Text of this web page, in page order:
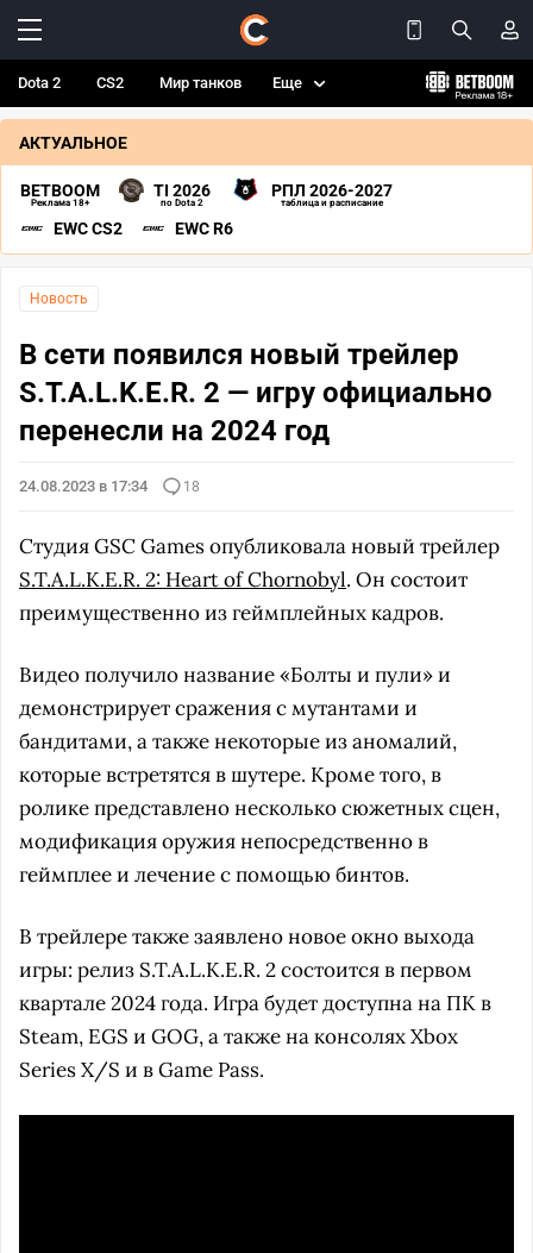
Dota 2 CS2 Мир танков Еще
АКТУАЛЬНОЕ
BETBOOM
Реклама 18+
TI 2026
по Dota 2
РПЛ 2026-2027
таблица и расписание
EWC CS2 EWC R6
Новость
В сети появился новый трейлер
S.T.A.L.K.E.R. 2 — игру официально
перенесли на 2024 год
24.08.2023 в 17:34 18
Студия GSC Games опубликовала новый трейлер
S.T.A.L.K.E.R. 2: Heart of Chornobyl. Он состоит
преимущественно из геймплейных кадров.
Видео получило название «Болты и пули» и
демонстрирует сражения с мутантами и
бандитами, а также некоторые из аномалий,
которые встретятся в шутере. Кроме того, в
ролике представлено несколько сюжетных сцен,
модификация оружия непосредственно в
геймплее и лечение с помощью бинтов.
В трейлере также заявлено новое окно выхода
игры: релиз S.T.A.L.K.E.R. 2 состоится в первом
квартале 2024 года. Игра будет доступна на ПК в
Steam, EGS и GOG, а также на консолях Xbox
Series X/S и в Game Pass.